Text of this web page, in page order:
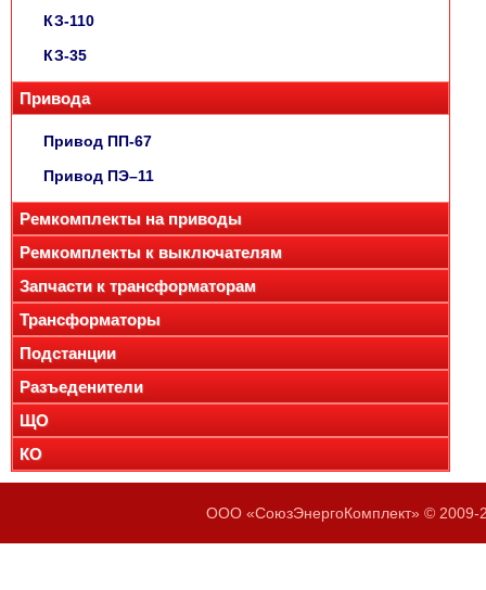
КЗ-110
КЗ-35
Привода
Привод ПП-67
Привод ПЭ–11
Ремкомплекты на приводы
Ремкомплекты к выключателям
Запчасти к трансформаторам
Трансформаторы
Подстанции
Разъеденители
ЩО
КО
ООО «СоюзЭнергоКомплект» © 2009-